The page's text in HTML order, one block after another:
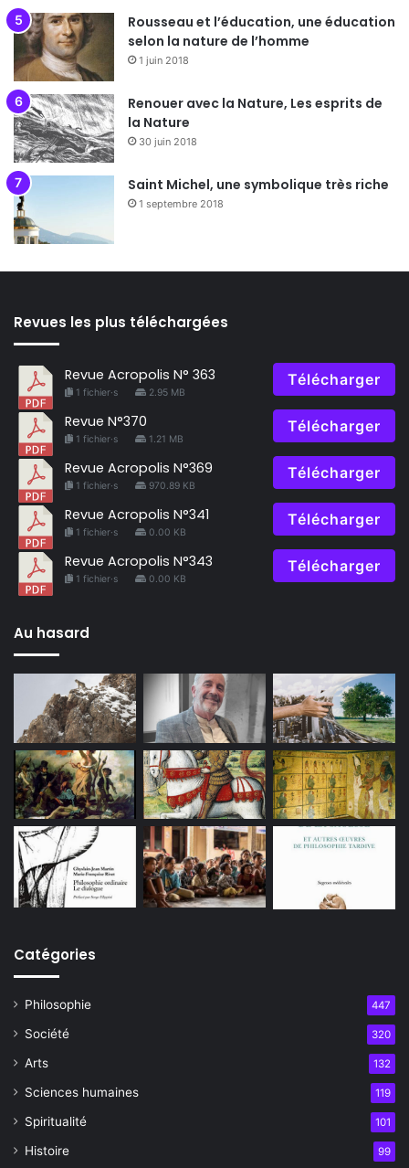
Rousseau et l’éducation, une éducation
selon la nature de l’homme
1 juin 2018
Renouer avec la Nature, Les esprits de
la Nature
30 juin 2018
Saint Michel, une symbolique très riche
1 septembre 2018
Revues les plus téléchargées
Revue Acropolis N° 363
1 fichier·s 2.95 MB
Télécharger
Revue N°370
1 fichier·s 1.21 MB
Télécharger
Revue Acropolis N°369
1 fichier·s 970.89 KB
Télécharger
Revue Acropolis N°341
1 fichier·s 0.00 KB
Télécharger
Revue Acropolis N°343
1 fichier·s 0.00 KB
Télécharger
Au hasard
Catégories
Philosophie 447
Société 320
Arts 132
Sciences humaines 119
Spiritualité 101
Histoire 99